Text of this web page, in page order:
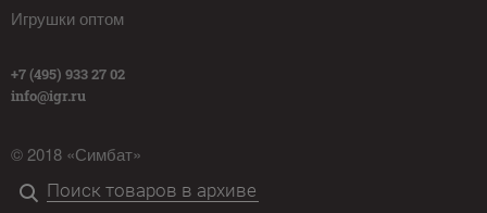
Игрушки оптом
+7 (495) 933 27 02
info@igr.ru
© 2018 «Симбат»